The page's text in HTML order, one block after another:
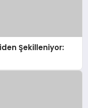
Şekilleniyor: